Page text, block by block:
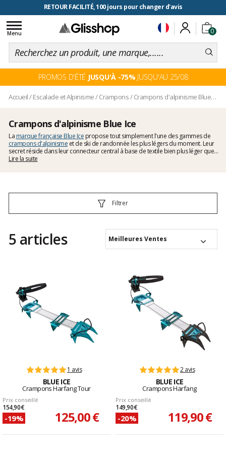
RETOUR FACILITÉ, 100 jours pour changer d'avis
0
Toggle
navigation
Menu
PROMOS D'ÉTÉ JUSQU'À -75% JUSQU'AU 25/08
Accueil/Escalade et Alpinisme/Crampons/Crampons d'alpinisme Blue Ice
Crampons d'alpinisme Blue Ice
La marque française Blue Ice propose tout simplement l'une des gammes de
crampons d'alpinisme et de ski de randonnée les plus légers du moment. Leur
secret réside dans leur connecteur central à base de textile bien plus léger que
leur concurrent métallique. Ce strap se règle facilement un peu comme une
crampons mono pointe
Lire la suite
Filtrer
5 articles Meilleures Ventes
1 avis
BLUE ICE
Crampons Harfang Tour
Prix conseillé
154,90 €
-19% 125,00 €
2 avis
BLUE ICE
Crampons Harfang
Prix conseillé
149,90 €
-20% 119,90 €